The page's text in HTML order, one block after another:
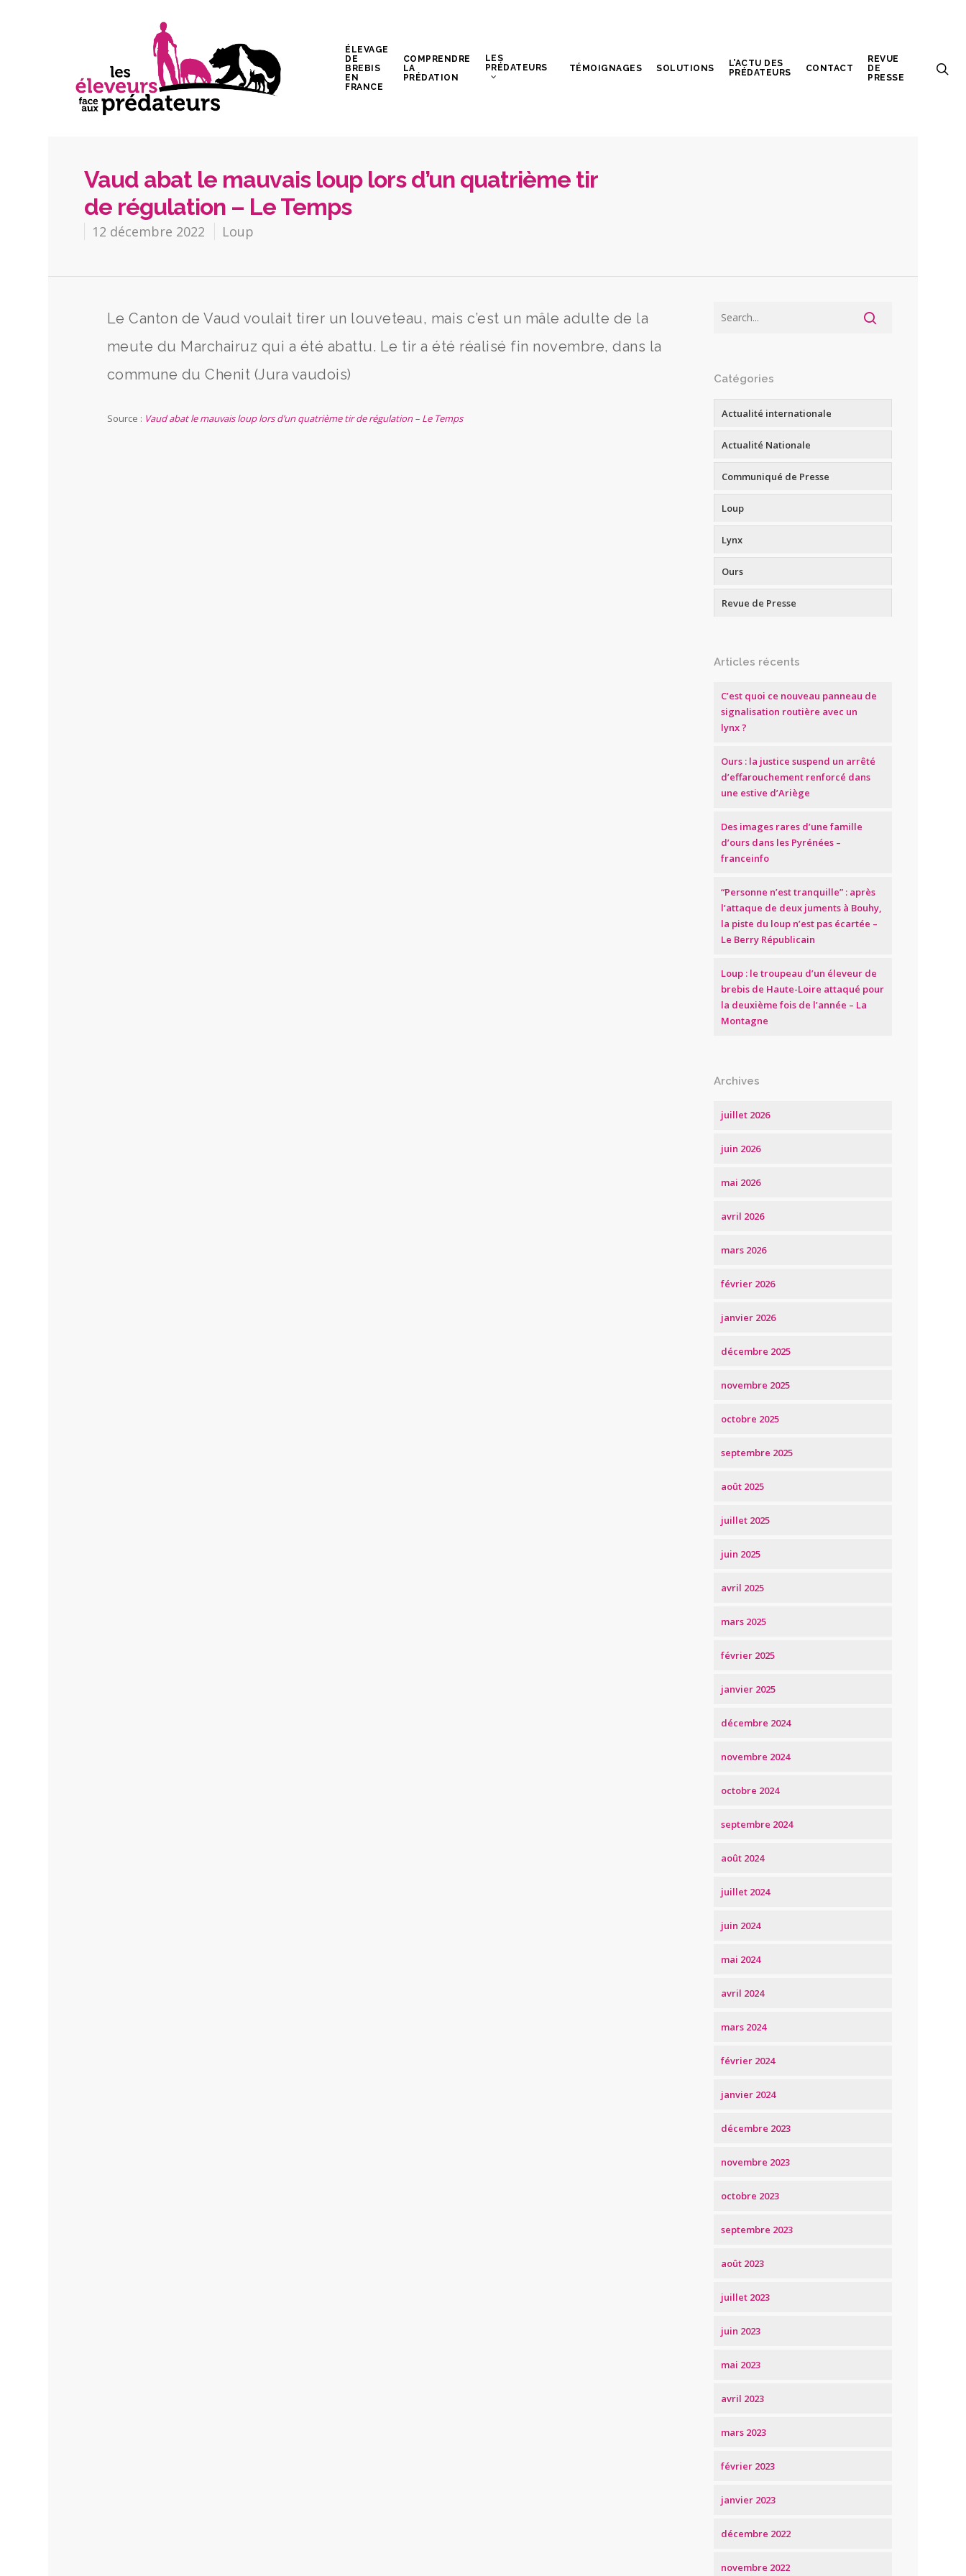
ÉLEVAGE
DE
BREBIS
EN
FRANCE
COMPRENDRE
LA
PRÉDATION
LES
PRÉDATEURS
TÉMOIGNAGES SOLUTIONS
L’ACTU DES
PRÉDATEURS
CONTACT
REVUE
DE
PRESSE
Vaud abat le mauvais loup lors d’un quatrième tir
de régulation – Le Temps
12 décembre 2022 Loup
Le Canton de Vaud voulait tirer un louveteau, mais c’est un mâle adulte de la
meute du Marchairuz qui a été abattu. Le tir a été réalisé fin novembre, dans la
commune du Chenit (Jura vaudois)
Source : Vaud abat le mauvais loup lors d’un quatrième tir de régulation – Le Temps
Catégories
Actualité internationale
Actualité Nationale
Communiqué de Presse
Loup
Lynx
Ours
Revue de Presse
Articles récents
C’est quoi ce nouveau panneau de
signalisation routière avec un
lynx ?
Ours : la justice suspend un arrêté
d’effarouchement renforcé dans
une estive d’Ariège
Des images rares d’une famille
d’ours dans les Pyrénées –
franceinfo
“Personne n’est tranquille” : après
l’attaque de deux juments à Bouhy,
la piste du loup n’est pas écartée –
Le Berry Républicain
Loup : le troupeau d’un éleveur de
brebis de Haute-Loire attaqué pour
la deuxième fois de l’année – La
Montagne
Archives
juillet 2026
juin 2026
mai 2026
avril 2026
mars 2026
février 2026
janvier 2026
décembre 2025
novembre 2025
octobre 2025
septembre 2025
août 2025
juillet 2025
juin 2025
avril 2025
mars 2025
février 2025
janvier 2025
décembre 2024
novembre 2024
octobre 2024
septembre 2024
août 2024
juillet 2024
juin 2024
mai 2024
avril 2024
mars 2024
février 2024
janvier 2024
décembre 2023
novembre 2023
octobre 2023
septembre 2023
août 2023
juillet 2023
juin 2023
mai 2023
avril 2023
mars 2023
février 2023
janvier 2023
décembre 2022
novembre 2022